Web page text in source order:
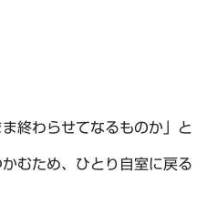
終わらせてなるものか」と
むため、ひとり自室に戻る